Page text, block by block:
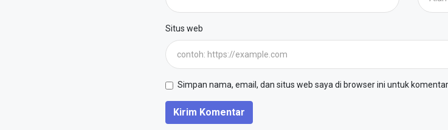
Situs web
Simpan nama, email, dan situs web saya di browser ini untuk
Kirim Komentar